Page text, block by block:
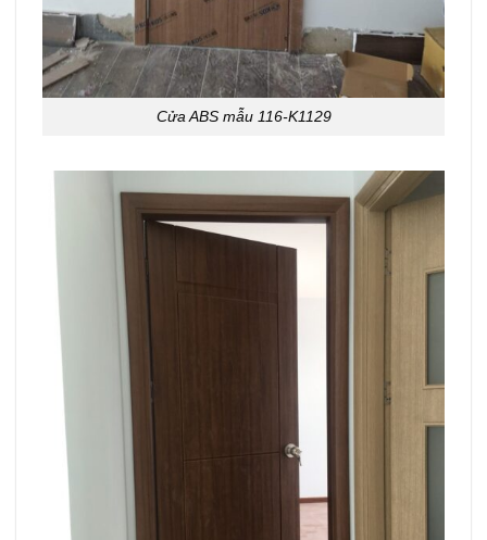
Cửa ABS mẫu 116-K1129